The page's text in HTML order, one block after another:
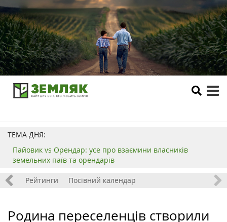
ТЕМА ДНЯ:
Пайовик vs Орендар: усе про взаємини власників
земельних паїв та орендарів
Рейтинги Посівний календар
Родина переселенців створили